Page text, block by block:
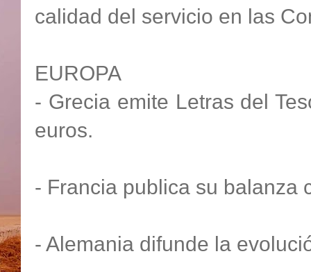
calidad del servicio en las
EUROPA
- Grecia emite Letras del
euros.
- Francia publica su balanza
- Alemania difunde la